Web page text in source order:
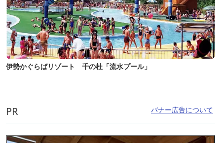
伊勢かぐらばリゾート 千の杜「流水プール」
PR バナー広告について